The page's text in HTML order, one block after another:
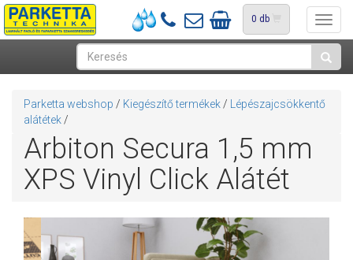
0 db
Parketta webshop / Kiegészítő termékek /
Lépészajcsökkentő
alátétek /
Arbiton Secura 1,5 mm
XPS Vinyl Click Alátét